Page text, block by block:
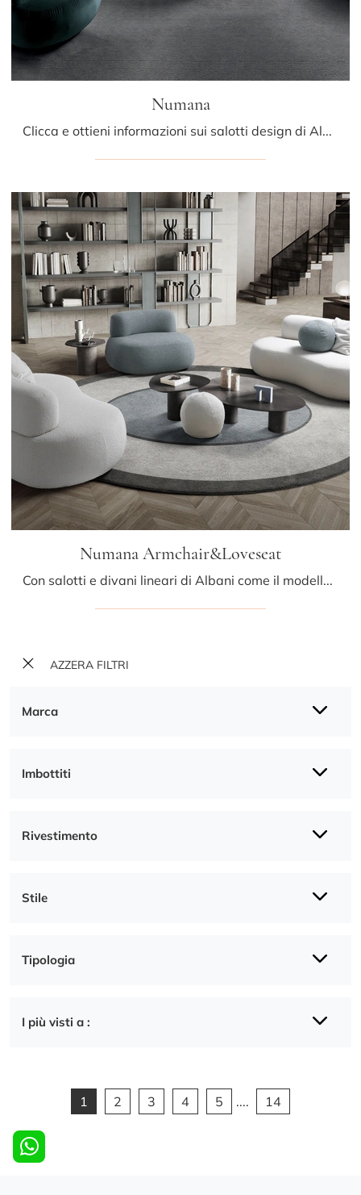
AZZERA FILTRI
Marca
Imbottiti
Rivestimento
Stile
Tipologia
I più visti a :
Numana
Clicca e ottieni informazioni sui salotti design di Albani! Differenti modelli di divani, come Numana, ti aspettano.
Numana Armchair&Loveseat
Con salotti e divani lineari di Albani come il modello Numana Armchair&Loveseat in tessuto, potrai ultimare il tuo concept d'arredo.
1 2 3 4 5 .... 14